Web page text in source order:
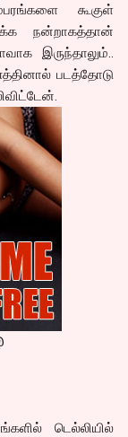
கூகுள்
நன்றாகத்தான்
இருந்தாலும்..
படத்தோடு
டெல்லியில்